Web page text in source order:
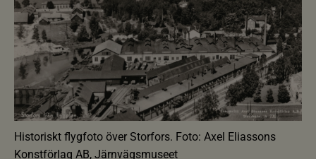
Historiskt flygfoto över Storfors. Foto: Axel Eliassons
Konstförlag AB, Järnvägsmuseet